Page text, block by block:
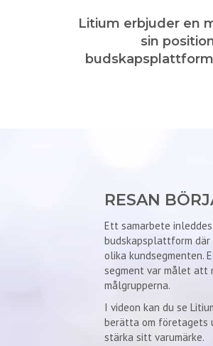
Litium erbjuder en
sin
RESAN
Ett samarbete
budskapsplattform där
olika kundsegmenten.
segment var målet att
målgrupperna.
I videon kan du se
berätta om företagets
stärka sitt varumärke.